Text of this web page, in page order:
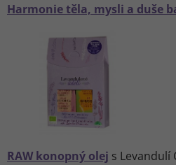
Harmonie těla, mysli a duše
RAW konopný olej s Levandulí